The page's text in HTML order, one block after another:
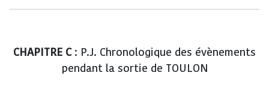
CHAPITRE C: P.J. Chronologique des évènements
pendant la sortie de TOULON